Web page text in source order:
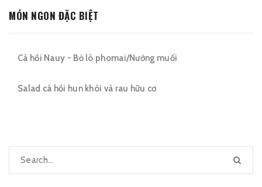
MÓN NGON ĐẶC BIỆT
Cá hồi Nauy - Bỏ lò phomai/Nướng muối
Salad cá hồi hun khói và rau hữu cơ